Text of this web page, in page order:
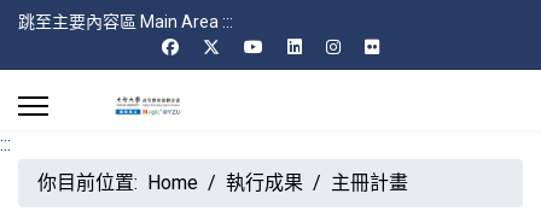
跳至主要內容區 Main Area :::
:::
你目前位置: Home 執行成果 主冊計畫